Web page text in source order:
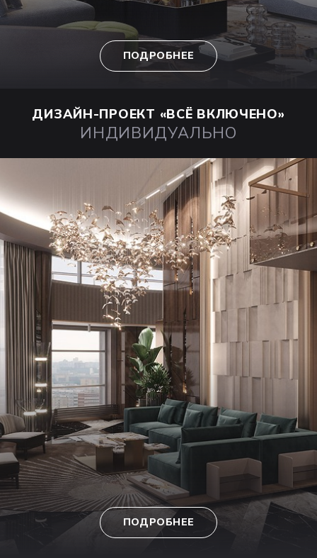
ПОДРОБНЕЕ
ДИЗАЙН-ПРОЕКТ «ВСЁ ВКЛЮЧЕНО»
ИНДИВИДУАЛЬНО
ПОДРОБНЕЕ